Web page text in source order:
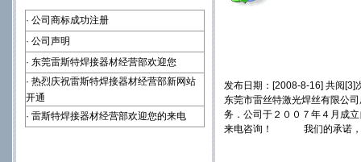
· 公司商标成功注册
· 公司声明
· 东莞雷斯特焊接器材经营部欢迎您
· 热烈庆祝雷斯特焊接器材经营部新网站
开通
· 雷斯特焊接器材经营部欢迎您的来电
发布日期：[2008-8-16] 共阅[3]
东莞市雷丝特激光焊丝有限公
务．公司于２００７年４月成
来电咨询！ 我们的承诺，